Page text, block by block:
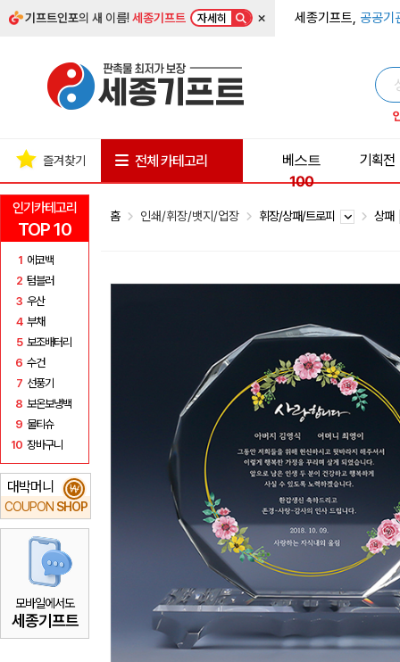
기프트인포의 새 이름!세종기프트 자세히 × 세종기프트, 공공기
인기카테고리
TOP 10
1 에코백
2 텀블러
3 우산
4 부채
5 보조배터리
6 수건
7 선풍기
8 보온보냉백
9 물티슈
10 장바구니
대박머니
COUPON SHOP
₩
모바일에서도
세종기프트
즐겨찾기 전체 카테고리
베스트
100
기획전
홈 인쇄/휘장/뱃지/업장 휘장/상패/트로피 상패